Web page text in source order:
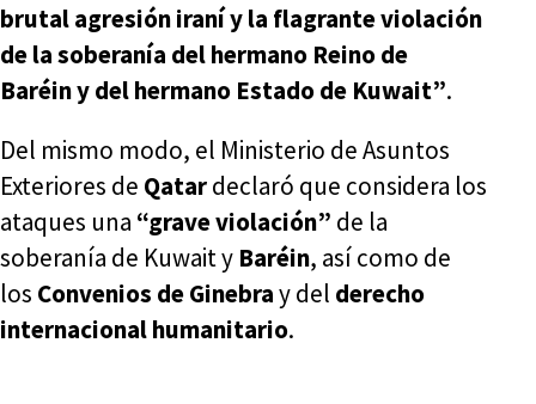
brutal agresión iraní y la flagrante violación
de la soberanía del hermano Reino de
Baréin y del hermano Estado de Kuwait”.
Del mismo modo, el Ministerio de Asuntos
Exteriores de Qatardeclaró que considera los
ataques una “grave violación” de la
soberanía de Kuwait y Baréin, así como de
los Convenios de Ginebray del derecho
internacional humanitario.